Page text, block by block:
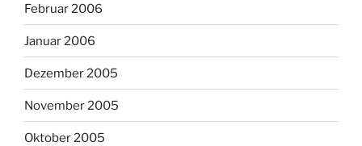
Februar 2006
Januar 2006
Dezember 2005
November 2005
Oktober 2005